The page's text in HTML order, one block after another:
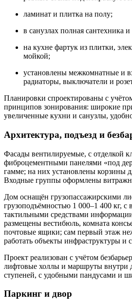
ламинат и плитка на полу;
в санузлах полная сантехника
на кухне фартук из плитки,
мойкой;
установлены межкомнатные и
радиаторы, выключатели и
Планировки спроектированы с
принципов зонирования: широкие
увеличенные кухни и санузлы,
Архитектура, подъезд и
Фасады вентилируемые, с отделкой
фиброцементными панелями «под
гамме; на них установлены корзины
Входные группы оформлены
Дом оснащён грузопассажирскими
грузоподъёмностью 1 000–1 400 кг, с
тактильными средствами
размещены вестибюль, комната
почтовые ящики; сам первый этаж
работать объекты инфраструктуры и
Проект реализован с учётом
лифтовые холлы и маршруты внутри
ступеней, с удобными пандусами и
Паркинг и двор